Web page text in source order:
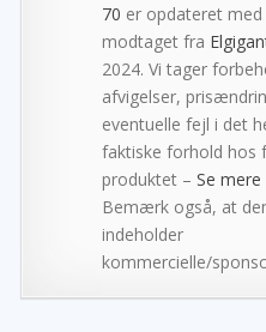
70 er opdateret
modtaget fra
2024. Vi tager
afvigelser,
eventuelle fejl i det
faktiske forhold hos
produktet – Se
Bemærk også, at
indeholder
kommercielle/